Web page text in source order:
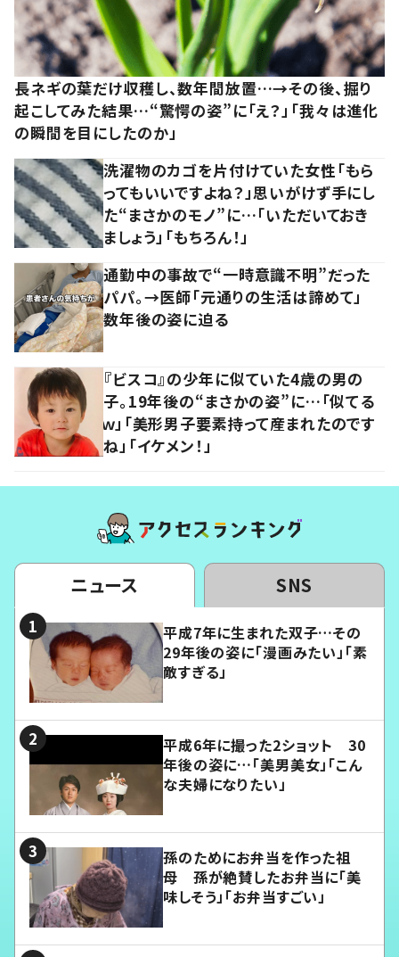
長ネギの葉だけ収穫し、数年間放置…→その後、掘り
起こしてみた結果…“驚愕の姿”に「え？」「我々は進化
の瞬間を目にしたのか」
洗濯物のカゴを片付けていた女性「もら
ってもいいですよね？」思いがけず手にし
た“まさかのモノ”に…「いただいておき
ましょう」「もちろん！」
通勤中の事故で“一時意識不明”だった
パパ。→医師「元通りの生活は諦めて」
数年後の姿に迫る
『ビスコ』の少年に似ていた4歳の男の
子。19年後の“まさかの姿”に…「似てる
ｗ」「美形男子要素持って産まれたのです
ね」「イケメン！」
ニュース SNS
平成7年に生まれた双子…その
29年後の姿に「漫画みたい」「素
敵すぎる」
平成6年に撮った2ショット 30
年後の姿に…「美男美女」「こん
な夫婦になりたい」
孫のためにお弁当を作った祖
母 孫が絶賛したお弁当に「美
味しそう」「お弁当すごい」